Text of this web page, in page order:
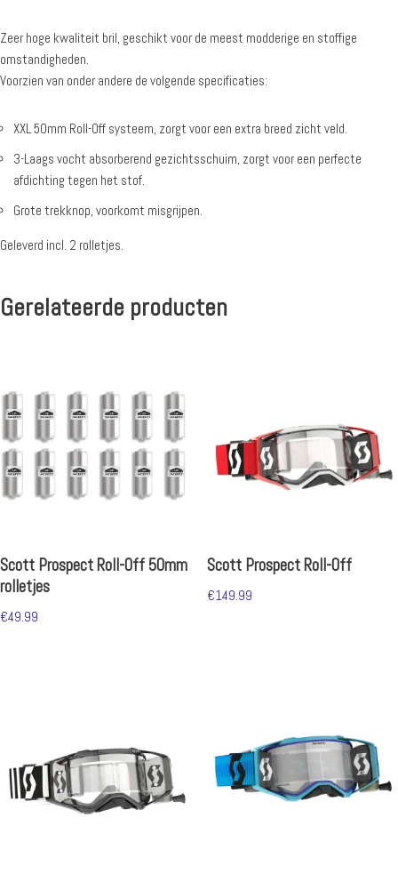
Zeer hoge kwaliteit bril, geschikt voor de meest modderige en stoffige
omstandigheden.
Voorzien van onder andere de volgende specificaties:
XXL 50mm Roll-Off systeem, zorgt voor een extra breed zicht veld.
3-Laags vocht absorberend gezichtsschuim, zorgt voor een perfecte
afdichting tegen het stof.
Grote trekknop, voorkomt misgrijpen.
Geleverd incl. 2 rolletjes.
Gerelateerde producten
Scott Prospect Roll-Off 50mm
rolletjes
€49.99
Scott Prospect Roll-Off
€149.99